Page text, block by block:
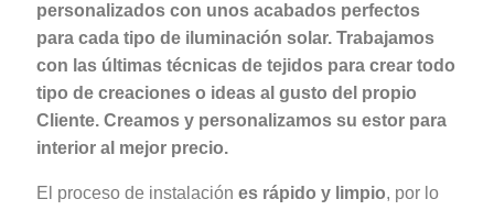
personalizados con unos acabados perfectos
para cada tipo de iluminación solar. Trabajamos
con las últimas técnicas de tejidos para crear todo
tipo de creaciones o ideas al gusto del propio
Cliente. Creamos y personalizamos su estor para
interior al mejor precio.
El proceso de instalación es rápido y limpio, por lo